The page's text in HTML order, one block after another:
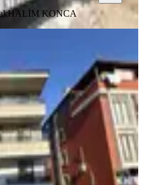
HALİM KONCA
Mahallesi
2. Kat·26.07.2026